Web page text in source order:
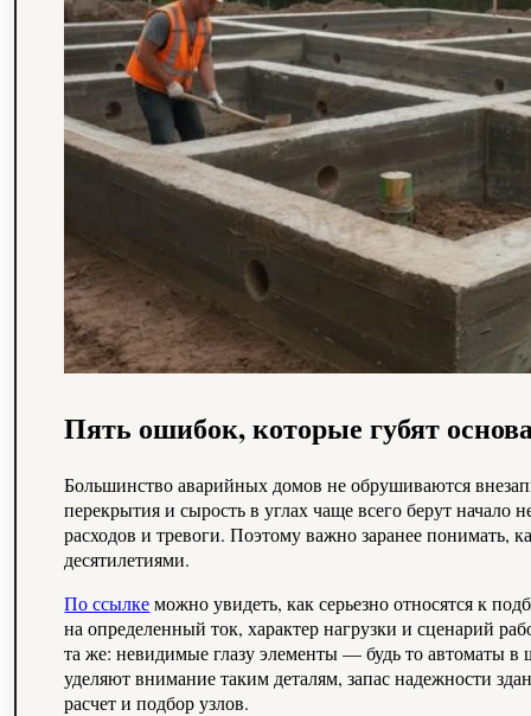
Пять ошибок, которые губят
Большинство аварийных домов не обрушиваются
перекрытия и сырость в углах чаще всего берут
расходов и тревоги. Поэтому важно заранее понимать,
десятилетиями.
По ссылкеможно увидеть, как серьезно относятся к
на определенный ток, характер нагрузки и сценарий
та же: невидимые глазу элементы — будь то автоматы в
уделяют внимание таким деталям, запас надежности
расчет и подбор узлов.